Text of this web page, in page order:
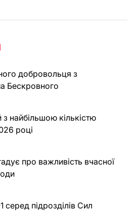
добровольця з
Бескровного
найбільшою кількістю
році
про важливість вчасної
підрозділів Сил